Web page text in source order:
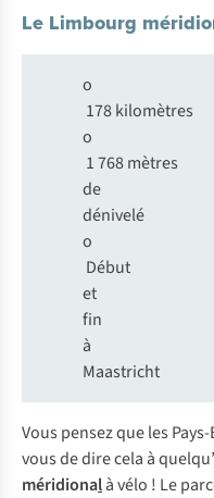
Le Limbourg
o
178 kilomètres
o
1 768 mètres
de
dénivelé
o
Début
et
fin
à
Maastricht
Vous pensez que les
vous de dire cela à
méridionalà vélo ! Le